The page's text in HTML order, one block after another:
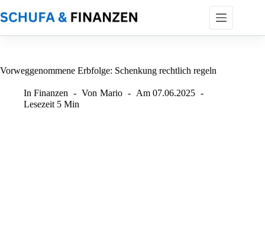
Inhalt
springen
Vorweggenommene Erbfolge: Schenkung rechtlich regeln
In Finanzen Von Mario Am 07.06.2025
Lesezeit 5 Min